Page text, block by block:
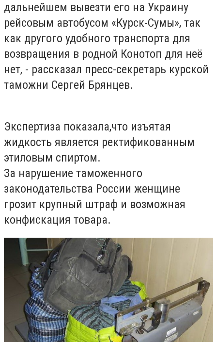
дальнейшем вывезти его на Украину
рейсовым автобусом «Курск-Сумы», так
как другого удобного транспорта для
возвращения в родной Конотоп для неё
нет, - рассказал пресс-секретарь курской
таможни Сергей Брянцев.
Экспертиза показала,что изъятая
жидкость является ректификованным
этиловым спиртом.
За нарушение таможенного
законодательства России женщине
грозит крупный штраф и возможная
конфискация товара.